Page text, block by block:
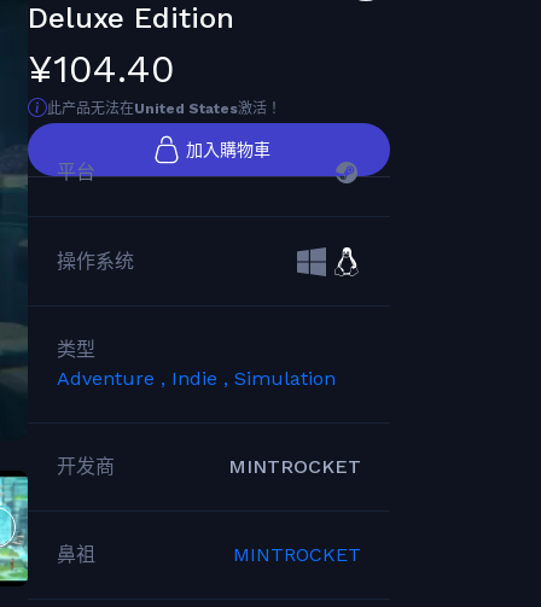
Deluxe Edition
¥104.40
此产品无法在United States激活！
加入購物車
平台
操作系统
类型
Adventure , Indie , Simulation
开发商 MINTROCKET
鼻祖 MINTROCKET